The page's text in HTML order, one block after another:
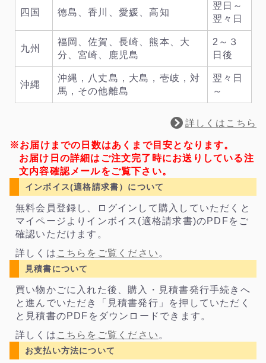
四国 徳島、香川、愛媛、高知
翌日～
翌々日
九州
福岡、佐賀、長崎、熊本、大
分、宮崎、鹿児島
2～３
日後
沖縄
沖縄，八丈島，大島，壱岐，対
馬，その他離島
翌々日
～
詳しくはこちら
※お届けまでの日数はあくまで目安となります。
お届け日の詳細はご注文完了時にお送りしている注
文内容確認メールをご覧下さい。
インボイス(適格請求書）について
無料会員登録し、ログインして購入していただくと
マイページよりインボイス(適格請求書)のPDFをご
確認いただけます。
詳しくは こちらをご覧ください。
見積書について
買い物かごに入れた後、購入・見積書発行手続きへ
と進んでいただき「見積書発行」を押していただく
と見積書のPDFをダウンロードできます。
詳しくは こちらをご覧ください。
お支払い方法について